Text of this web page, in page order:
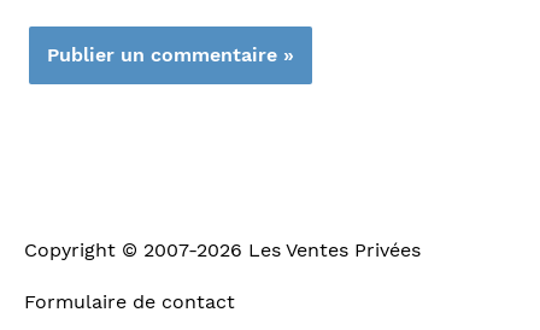
Copyright © 2007-2026 Les Ventes Privées
Formulaire de contact